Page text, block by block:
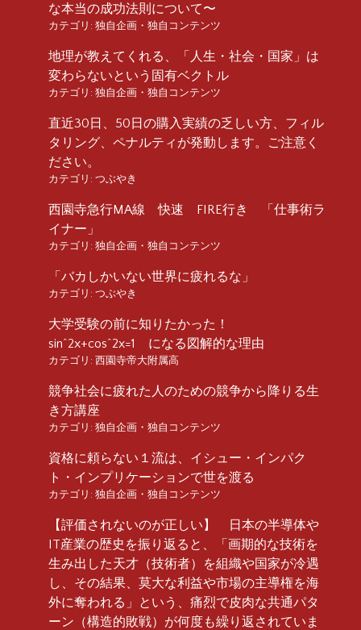
な本当の成功法則について〜
カテゴリ: 独自企画・独自コンテンツ
地理が教えてくれる、「人生・社会・国家」は
変わらないという固有ベクトル
カテゴリ: 独自企画・独自コンテンツ
直近30日、50日の購入実績の乏しい方、フィル
タリング、ペナルティが発動します。ご注意く
ださい。
カテゴリ: つぶやき
西園寺急行MA線 快速 FIRE行き 「仕事術ラ
イナー」
カテゴリ: 独自企画・独自コンテンツ
「バカしかいない世界に疲れるな」
カテゴリ: つぶやき
大学受験の前に知りたかった！
sin^2x+cos^2x=1 になる図解的な理由
カテゴリ: 西園寺帝大附属高
競争社会に疲れた人のための競争から降りる生
き方講座
カテゴリ: 独自企画・独自コンテンツ
資格に頼らない１流は、イシュー・インパク
ト・インプリケーションで世を渡る
カテゴリ: 独自企画・独自コンテンツ
【評価されないのが正しい】 日本の半導体や
IT産業の歴史を振り返ると、「画期的な技術を
生み出した天才（技術者）を組織や国家が冷遇
し、その結果、莫大な利益や市場の主導権を海
外に奪われる」という、痛烈で皮肉な共通パタ
ーン（構造的敗戦）が何度も繰り返されていま